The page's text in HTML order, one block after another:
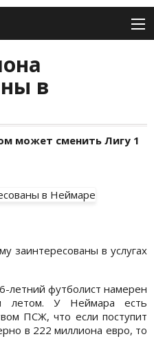
в
может сменить Лигу 1
заинтересованы в услугах
летний футболист намерен
летом. У Неймара есть
ПСЖ, что если поступит
в 222 миллиона евро, то